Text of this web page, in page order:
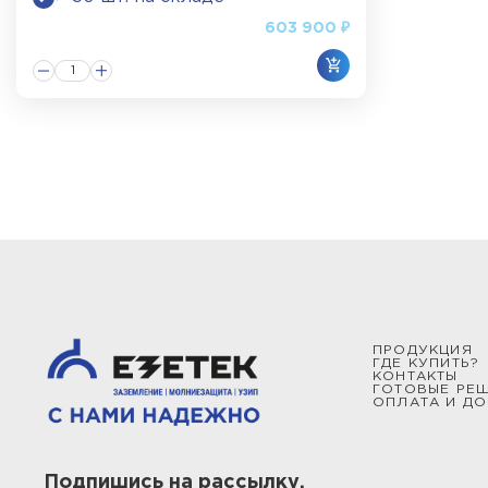
Мачты и молниеотводы секционные типа СММ
защитную конструкцию от 2,3 до 22,5 метров.
Мачты и молниеотводы телескопические типа
603 900 ₽
ПРОДУКЦИЯ
ГДЕ КУПИТЬ?
КОНТАКТЫ
ГОТОВЫЕ
ОПЛАТА И
Подпишись на рассылку,